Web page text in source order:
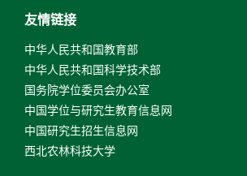
友情链接
中华人民共和国教育部
中华人民共和国科学技术部
国务院学位委员会办公室
中国学位与研究生教育信息网
中国研究生招生信息网
西北农林科技大学